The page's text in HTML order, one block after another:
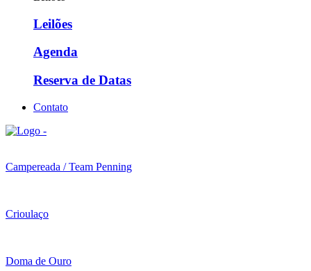
Leilões
Agenda
Reserva de Datas
Contato
Campereada / Team Penning
Crioulaço
Doma de Ouro